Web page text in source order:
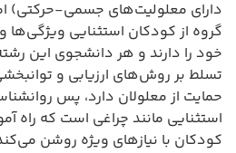
دارای معلولیت‌های جسمی-حرکتی)
گروه از کودکان استثنایی
خود را دارند و هر دانشجوی این
تسلط بر روش‌های ارزیابی و
حمایت از معلولان دارد، پس
استثنایی مانند چراغی است که راه
کودکان با نیازهای ویژه روشن